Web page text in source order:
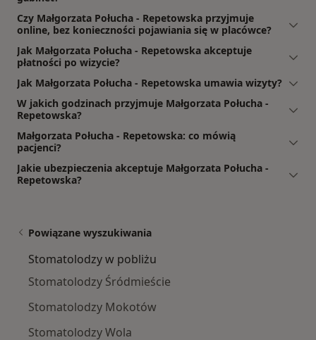
Czy Małgorzata Połucha - Repetowska przyjmuje
online, bez konieczności pojawiania się w placówce?
Jak Małgorzata Połucha - Repetowska akceptuje
płatności po wizycie?
Jak Małgorzata Połucha - Repetowska umawia wizyty?
W jakich godzinach przyjmuje Małgorzata Połucha -
Repetowska?
Małgorzata Połucha - Repetowska: co mówią
pacjenci?
Jakie ubezpieczenia akceptuje Małgorzata Połucha -
Repetowska?
Powiązane wyszukiwania
Stomatolodzy w pobliżu
Stomatolodzy Śródmieście
Stomatolodzy Mokotów
Stomatolodzy Wola